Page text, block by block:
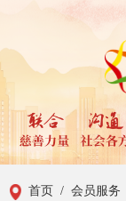
首页 / 会员服务